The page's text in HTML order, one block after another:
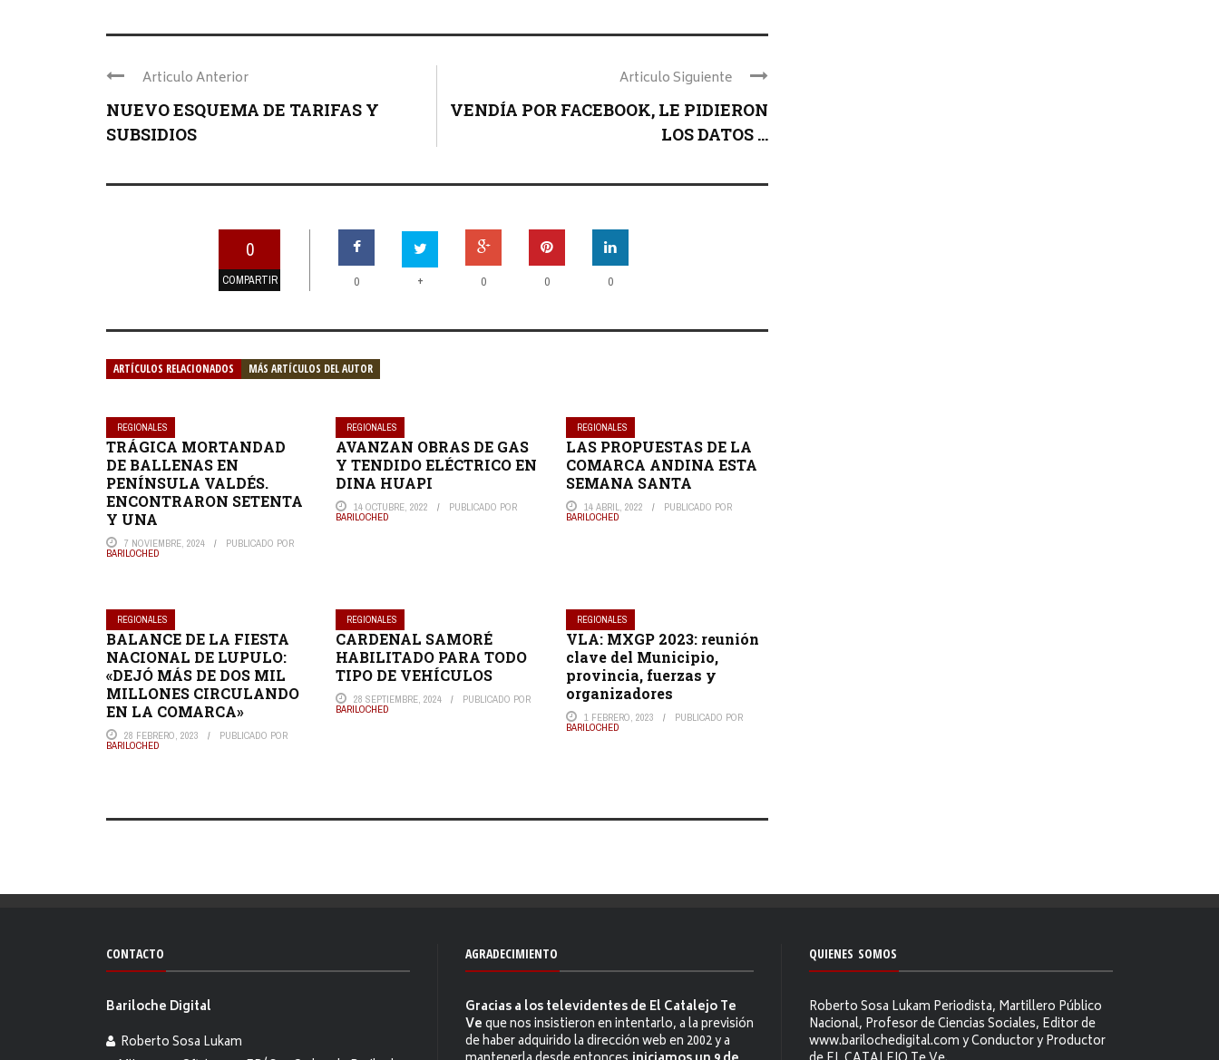
Articulo Anterior
NUEVO ESQUEMA DE TARIFAS Y
SUBSIDIOS
Articulo Siguiente
VENDÍA POR FACEBOOK, LE PIDIERON
LOS DATOS ...
0
COMPARTIR 0 + 0 0 0
ARTÍCULOS RELACIONADOS MÁS ARTÍCULOS DEL AUTOR
REGIONALES
TRÁGICA MORTANDAD
DE BALLENAS EN
PENÍNSULA VALDÉS.
ENCONTRARON SETENTA
Y UNA
7 NOVIEMBRE, 2024 PUBLICADO POR
BARILOCHED
REGIONALES
AVANZAN OBRAS DE GAS
Y TENDIDO ELÉCTRICO EN
DINA HUAPI
14 OCTUBRE, 2022 PUBLICADO POR
BARILOCHED
REGIONALES
LAS PROPUESTAS DE LA
COMARCA ANDINA ESTA
SEMANA SANTA
14 ABRIL, 2022 PUBLICADO POR
BARILOCHED
REGIONALES
BALANCE DE LA FIESTA
NACIONAL DE LUPULO:
«DEJÓ MÁS DE DOS MIL
MILLONES CIRCULANDO
EN LA COMARCA»
28 FEBRERO, 2023 PUBLICADO POR
BARILOCHED
REGIONALES
CARDENAL SAMORÉ
HABILITADO PARA TODO
TIPO DE VEHÍCULOS
28 SEPTIEMBRE, 2024 PUBLICADO POR
BARILOCHED
REGIONALES
VLA: MXGP 2023: reunión
clave del Municipio,
provincia, fuerzas y
organizadores
1 FEBRERO, 2023 PUBLICADO POR
BARILOCHED
CONTACTO
Bariloche Digital
Roberto Sosa Lukam
AGRADECIMIENTO
Gracias a los televidentes de El Catalejo Te
Veque nos insistieron en intentarlo, a la previsión
de haber adquirido la dirección web en 2002 y a
QUIENES SOMOS
Roberto Sosa Lukam Periodista, Martillero Público
Nacional, Profesor de Ciencias Sociales, Editor de
www.barilochedigital.com y Conductor y Productor